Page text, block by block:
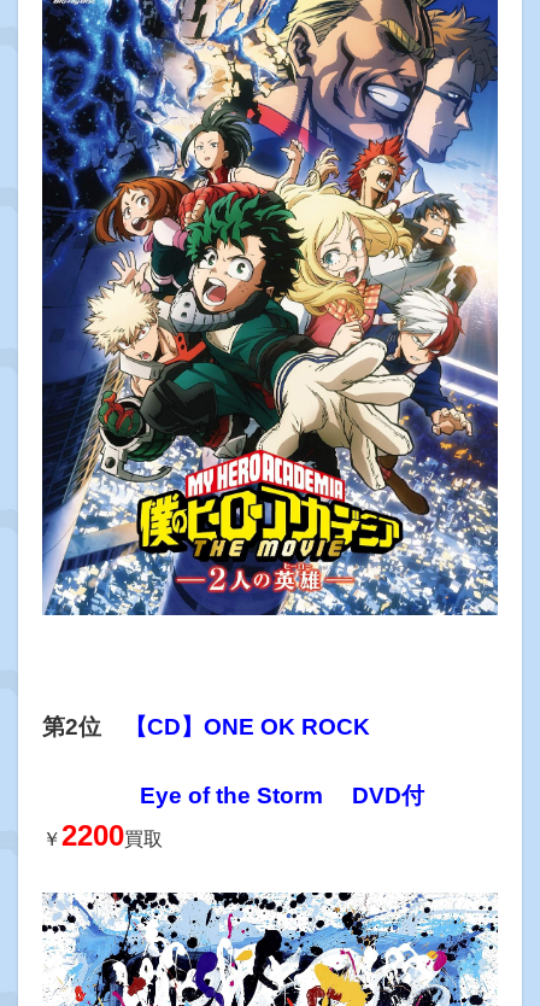
第2位 【CD】ONE OK ROCK
Eye of the Storm DVD付
￥2200買取